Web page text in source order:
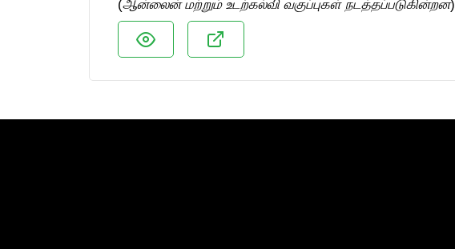
(ஆன்லைன் மற்றும் உடற்கல்வி வகுப்புகள் நடத்தப்படுகின்றன)